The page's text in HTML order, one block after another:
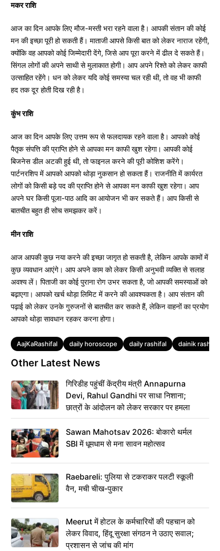
मकर राशि
आज का दिन आपके लिए मौज-मस्ती भरा रहने वाला है। आपकी संतान की कोई
मन की इच्छा पूरी हो सकती हैं। माताजी आपसे किसी बात को लेकर नाराज रहेंगी,
क्योंकि वह आपको कोई जिम्मेदारी देंगे, जिसे आप पूरा करने में ढील दे सकते हैं।
सिंगल लोगों की अपने साथी से मुलाकात होगी। आप अपने रिश्ते को लेकर काफी
उत्साहित रहेंगे। धन को लेकर यदि कोई समस्या चल रही थी, तो वह भी काफी
हद तक दूर होती दिख रही है।
कुंभ राशि
आज का दिन आपके लिए उत्तम रूप से फलदायक रहने वाला है। आपको कोई
पैतृक संपत्ति की प्राप्ति होने से आपका मन काफी खुश रहेगा। आपकी कोई
बिजनेस डील अटकी हुई थी, तो फाइनल करने की पूरी कोशिश करेंगे।
पार्टनरशिप में आपको आपको थोड़ा नुकसान हो सकता हैं। राजनीति में कार्यरत
लोगों को किसी बड़े पद की प्राप्ति होने से आपका मन काफी खुश रहेगा। आप
अपने घर किसी पूजा-पाठ आदि का आयोजन भी कर सकते हैं। आप किसी से
बातचीत बहुत ही सोच समझकर करें।
मीन राशि
आज आपकी कुछ नया करने की इच्छा जागृत हो सकती है, लेकिन आपके कामों में
कुछ व्यवधान आएंगे। आप अपने काम को लेकर किसी अनुभवी व्यक्ति से सलाह
अवश्य लें। पिताजी का कोई पुराना रोग उभर सकता है, जो आपकी समस्याओं को
बढ़ाएगा। आपको खर्च थोड़ा लिमिट में करने की आवश्यकता है। आप संतान की
पढ़ाई को लेकर उनके गुरुजनों से बातचीत कर सकते हैं, लेकिन वाहनों का प्रयोग
आपको थोड़ा सावधान रहकर करना होगा।
Tags
AajKaRashifal daily horoscope daily rashifal dainik rashifal
Other Latest News
गिरिडीह पहुंचीं केंद्रीय मंत्री Annapurna
Devi, Rahul Gandhi पर साधा निशाना;
छात्रों के आंदोलन को लेकर सरकार पर हमला
Sawan Mahotsav 2026: बोकारो थर्मल
SBI में धूमधाम से मना सावन महोत्सव
Raebareli: पुलिया से टकराकर पलटी स्कूली
वैन, मची चीख-पुकार
Meerut में होटल के कर्मचारियों की पहचान को
लेकर विवाद, हिंदू सुरक्षा संगठन ने उठाए सवाल;
प्रशासन से जांच की मांग